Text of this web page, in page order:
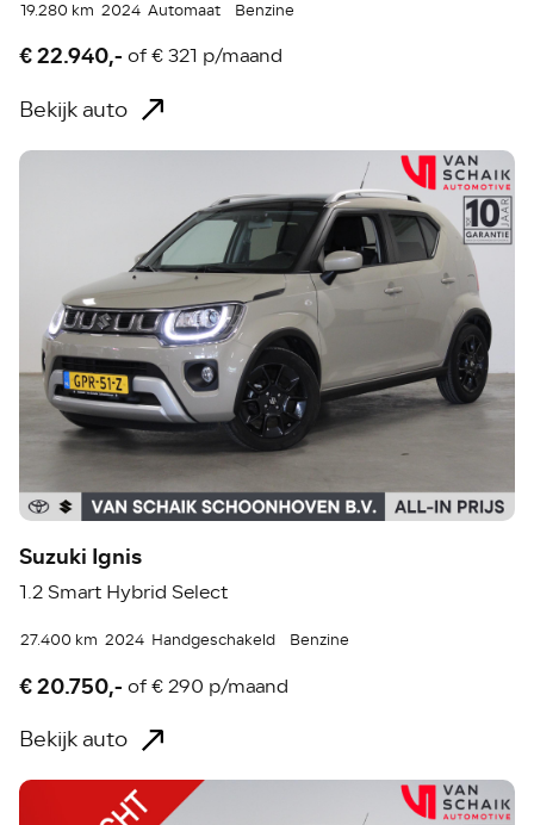
19.280 km 2024 Automaat Benzine
€ 22.940,- of€ 321 p/maand
Bekijk auto
Suzuki Ignis
1.2 Smart Hybrid Select
27.400 km 2024 Handgeschakeld Benzine
€ 20.750,- of€ 290 p/maand
Bekijk auto